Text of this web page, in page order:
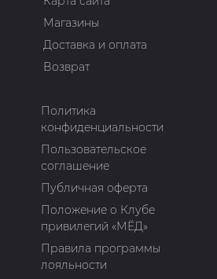
Магазины
Доставка и оплата
Возврат
Политика
конфиденциальности
Пользовательское
соглашение
Публичная оферта
Положение о Клубе
привилегий «МЁД»
Правила программы
лояльности